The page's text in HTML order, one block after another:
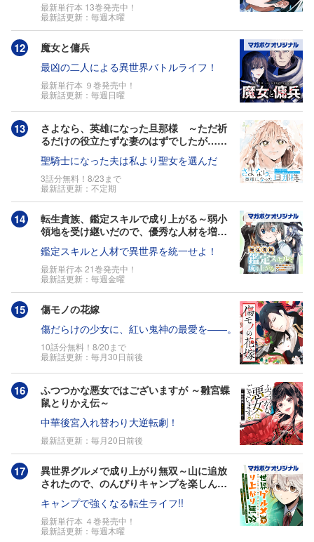
最新単行本 13巻発売中！
最新話更新：毎週木曜
魔女と傭兵
最凶の二人による異世界バトルライフ！
最新単行本 ９巻発売中！
最新話更新：毎週日曜
さよなら、英雄になった旦那様 ～ただ祈
るだけの役立たずな妻のはずでしたが……
～
聖騎士になった夫は私より聖女を選んだ
3話分無料！8/23まで
最新話更新：不定期
転生貴族、鑑定スキルで成り上がる～弱小
領地を受け継いだので、優秀な人材を増や
していたら、最強領地になってた～
鑑定スキルと人材で異世界を統一せよ！
最新単行本 21巻発売中！
最新話更新：毎週金曜
傷モノの花嫁
傷だらけの少女に、紅い鬼神の最愛を――。
10話分無料！8/20まで
最新話更新：毎月30日前後
ふつつかな悪女ではございますが ～雛宮蝶
鼠とりかえ伝～
中華後宮入れ替わり大逆転劇！
最新話更新：毎月20日前後
異世界グルメで成り上がり無双～山に追放
されたので、のんびりキャンプを楽しんで
いたらいつの間にか強くなっていて、王侯
貴族や実力者たちが俺を放っておいてくれ
ません。一方、俺を追放した貴族たちは破
滅が始まる～
キャンプで強くなる転生ライフ!!
最新単行本 ４巻発売中！
最新話更新：毎週木曜